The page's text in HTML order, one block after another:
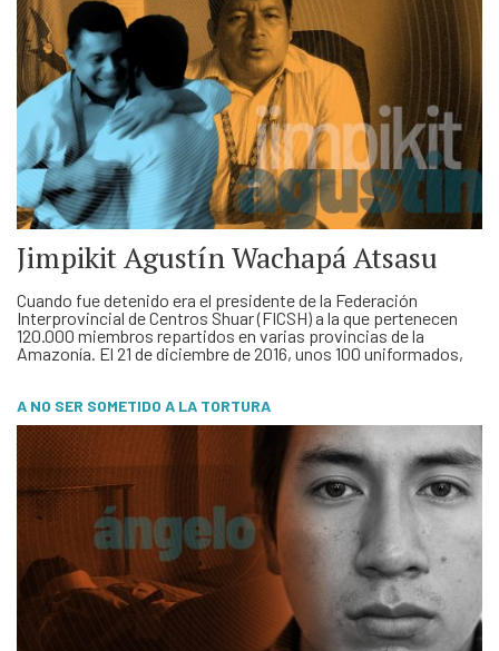
Jimpikit Agustín Wachapá Atsasu
Cuando fue detenido era el presidente de la Federación
Interprovincial de Centros Shuar (FICSH) a la que pertenecen
120.000 miembros repartidos en varias provincias de la
Amazonía. El 21 de diciembre de 2016, unos 100 uniformados,
A NO SER SOMETIDO A LA TORTURA